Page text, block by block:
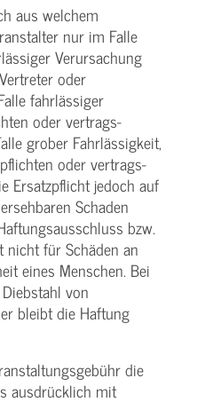
aus welchem
nur im Falle
Verursachung
oder
fahrlässiger
oder vertrags­
grober Fahrlässigkeit,
oder vertrags­
Ersatzpflicht jedoch auf
Schaden
bzw.
für Schäden an
eines Menschen. Bei
von
bleibt die Haftung
die
ausdrücklich mit